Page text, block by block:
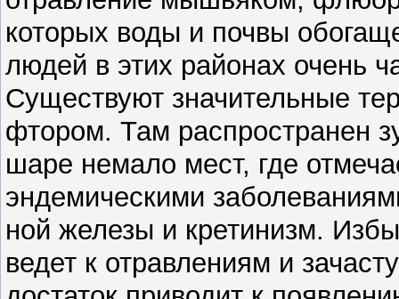
которых воды и почвы
людей в этих районах очень
Существуют значительные
фтором. Там распространен
шаре немало мест, где
эндемическими
ной железы и кретинизм.
ведет к отравлениям и